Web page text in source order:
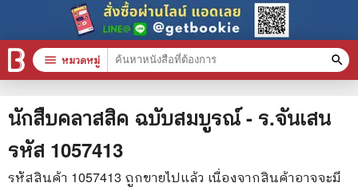
นักสืบคลาสสิค ฉบับสมบูรณ์ - ร.จันเสน
รหัส 1057413
รหัสสินค้า 1057413 ถูกขายไปแล้ว เนื่องจากสินค้าอาจจะมี
menu หมวดหมู่ search
หมวดหมู่สินค้า clear
หนังสือทั้งหมด